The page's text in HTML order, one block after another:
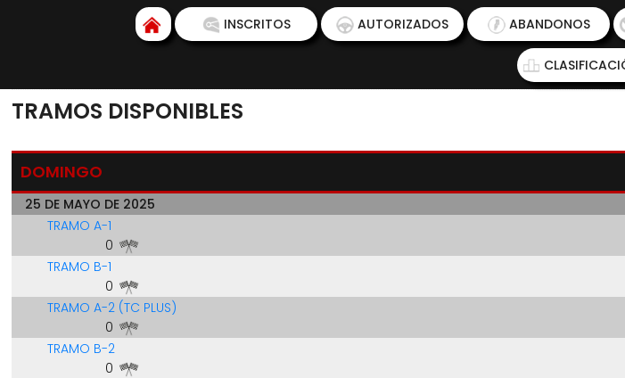
INSCRITOS AUTORIZADOS ABANDONOS
TRAMOS DISPONIBLES
DOMINGO
25 DE MAYO DE 2025
TRAMO A-1
0
TRAMO B-1
0
TRAMO A-2 (TC PLUS)
0
TRAMO B-2
0